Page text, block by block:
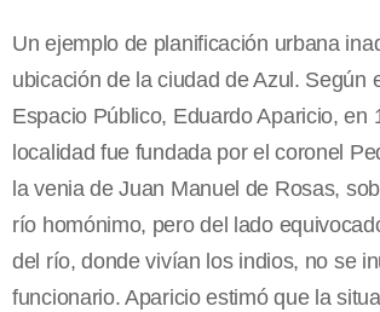
Un ejemplo de planificación urbana
ubicación de la ciudad de Azul. Según
Espacio Público, Eduardo Aparicio, en
localidad fue fundada por el coronel
la venia de Juan Manuel de Rosas,
río homónimo, pero del lado
del río, donde vivían los indios, no se
funcionario. Aparicio estimó que la